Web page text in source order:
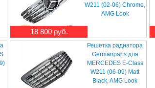
18 800 руб.
W211 (02-06) Chrome,
AMG Look
Решётка радиатора
Germanparts для
MERCEDES E-Class
W211 (06-09) Matt
Black, AMG Look